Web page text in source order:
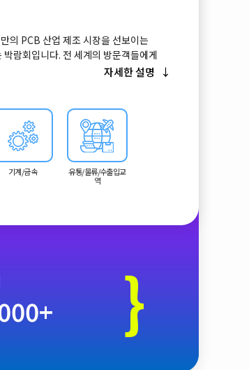
의 PCB 산업 제조 시장을 선보이는
람회입니다. 전 세계의 방문객들에게
동향을 소개하며 PCB 산업 관련 전문가,
과 제품의 정보를 전달하고 수출입에 대
략적인 유명 PCB 박람회입니다. 일본에
최근 업계동향과 세계 PCB시장의 흐
통해 도입하실 수 있습니다.
자세한 설명
기계/금속
유통/물류/수출입교
역
}